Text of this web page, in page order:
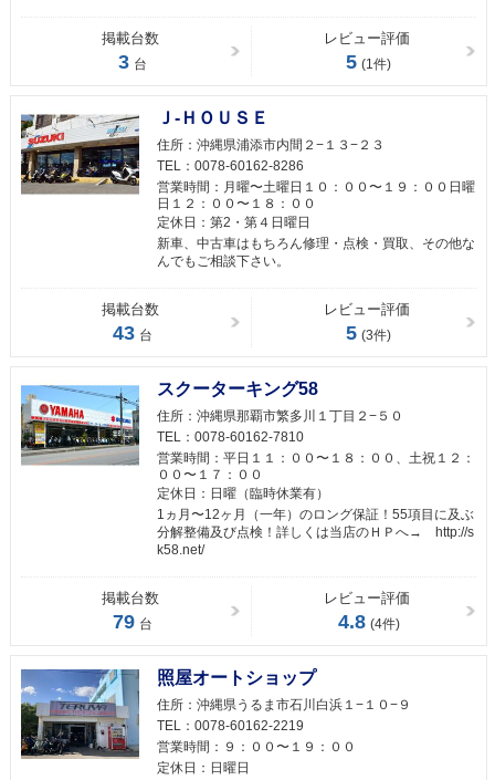
掲載台数
3 台
レビュー評価
5 (1件)
Ｊ-ＨＯＵＳＥ
住所： 沖縄県浦添市内間２−１３−２３
TEL： 0078-60162-8286
営業時間： 月曜〜土曜日１０：００〜１９：００日曜
日１２：００〜１８：００
定休日： 第2・第４日曜日
新車、中古車はもちろん修理・点検・買取、その他な
んでもご相談下さい。
掲載台数
43 台
レビュー評価
5 (3件)
スクーターキング58
住所： 沖縄県那覇市繁多川１丁目２−５０
TEL： 0078-60162-7810
営業時間： 平日１１：００〜１８：００、土祝１２：
００〜１７：００
定休日： 日曜（臨時休業有）
1ヵ月〜12ヶ月（一年）のロング保証！55項目に及ぶ
分解整備及び点検！詳しくは当店のＨＰへ→ http://s
k58.net/
掲載台数
79 台
レビュー評価
4.8 (4件)
照屋オートショップ
住所： 沖縄県うるま市石川白浜１−１０−９
TEL： 0078-60162-2219
営業時間： ９：００〜１９：００
定休日： 日曜日